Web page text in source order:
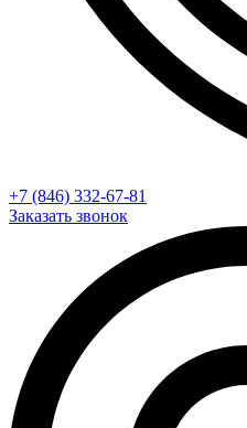
+7 (846) 332-67-81
Заказать звонок